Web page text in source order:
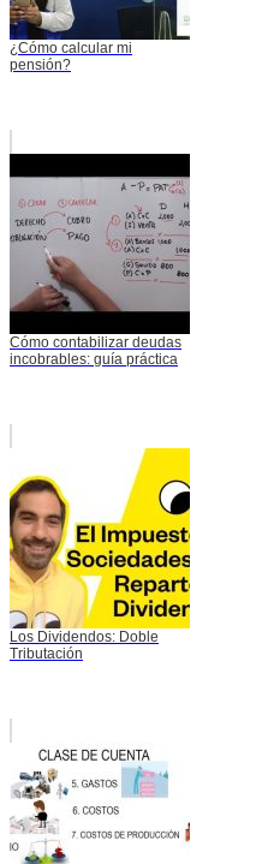
¿Cómo calcular mi
pensión?
Cómo contabilizar deudas
incobrables: guía práctica
Los Dividendos: Doble
Tributación